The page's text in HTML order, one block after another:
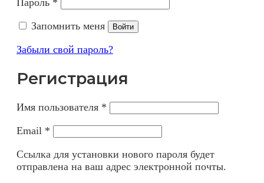
Запомнить меня
Войти
Забыли свой пароль?
Регистрация
Имя пользователя *
Email *
Ссылка для установки нового пароля будет
отправлена ​​на ваш адрес электронной почты.